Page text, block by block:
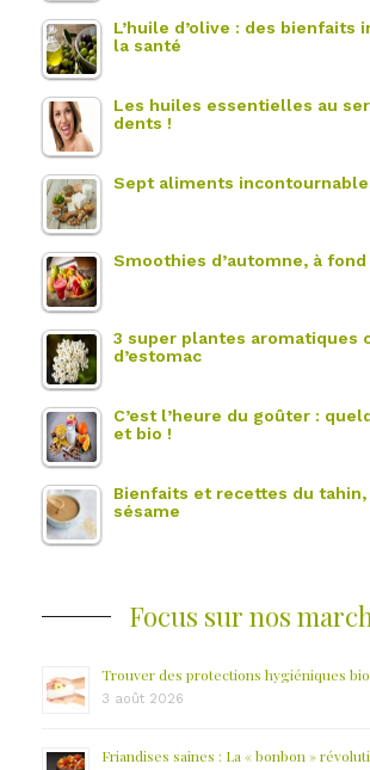
L’huile d’olive : des bienfaits
la santé
Les huiles essentielles au
dents !
Sept aliments
Smoothies d’automne, à
3 super plantes aromatiques
d’estomac
C’est l’heure du goûter :
et bio !
Bienfaits et recettes du tahin,
sésame
Focus sur nos
Trouver des protections hygiéniques bio
3 août 2026
Friandises saines : La « bonbon »